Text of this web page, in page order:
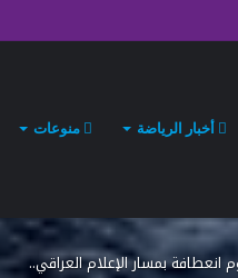
الصارم
أخبار الرياضة منوعات
انعطافة بمسار الإعلام العراقي..